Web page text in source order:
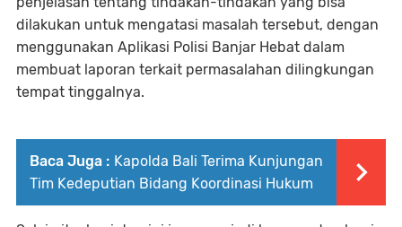
dilakukan untuk mengatasi masalah tersebut, dengan
menggunakan Aplikasi Polisi Banjar Hebat dalam
membuat laporan terkait permasalahan dilingkungan
tempat tinggalnya.
Baca Juga : Kapolda Bali Terima Kunjungan
Tim Kedeputian Bidang Koordinasi Hukum